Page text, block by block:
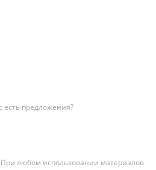
предложения?
любом использовании материалов